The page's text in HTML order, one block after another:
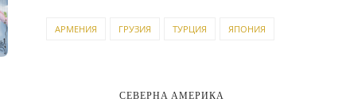
АРМЕНИЯ ГРУЗИЯ ТУРЦИЯ ЯПОНИЯ
СЕВЕРНА АМЕРИКА